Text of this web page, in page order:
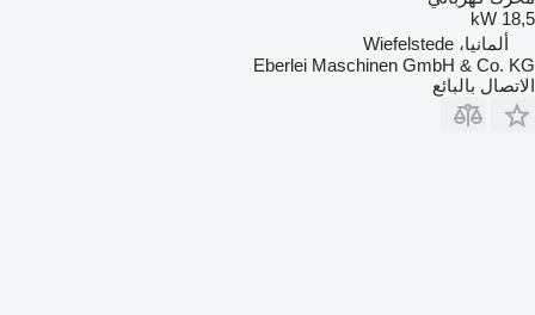
18,5 kW
ألمانيا، Wiefelstede
Eberlei Maschinen GmbH & Co. KG
الاتصال بالبائع